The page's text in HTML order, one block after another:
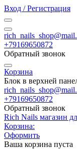
Вход / Регистрация
+79169650872
Обратный звонок
Корзина
Блок в верхней
+79169650872
Обратный звонок
Rich Nails магазин
Корзина:
Оформить
Ваша корзина пуста